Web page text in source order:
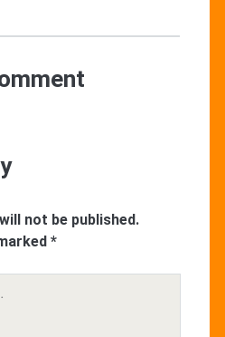
not be published.
*